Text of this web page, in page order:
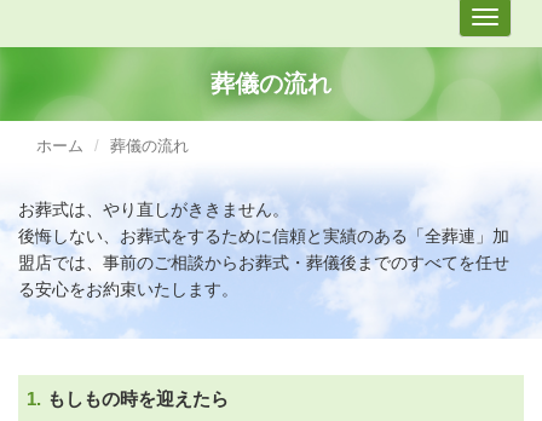
ナ
ビ
シ
葬儀の流れ
ホーム 葬儀の流れ
お葬式は、やり直しがききません。
後悔しない、お葬式をするために信頼と実績のある「全葬連」加
盟店では、 事前のご相談からお葬式・葬儀後までのすべてを任せ
る安心をお約束いたします。
1. もしもの時を迎えたら